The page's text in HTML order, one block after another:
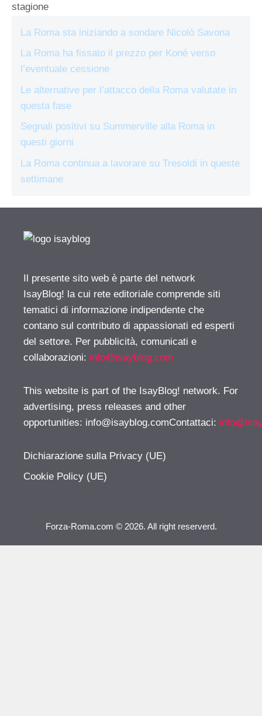
stagione
La Roma sta iniziando a sondare Nicolò Savona
La Roma ha fissato il prezzo per Koné verso
l’eventuale cessione
Le alternative per l’attacco della Roma valutate in
questa fase
Segnali positivi su Summerville alla Roma in
questi giorni
La Roma continua a lavorare su Tresoldi in queste
settimane
Il presente sito web è parte del network
IsayBlog! la cui rete editoriale comprende siti
tematici di informazione indipendente che
contano sul contributo di appassionati ed esperti
del settore. Per pubblicità, comunicati e
collaborazioni: info@isayblog.com
This website is part of the IsayBlog! network. For
advertising, press releases and other
opportunities: info@isayblog.comContattaci:
Dichiarazione sulla Privacy (UE)
Cookie Policy (UE)
Forza-Roma.com © 2026. All right reserverd.